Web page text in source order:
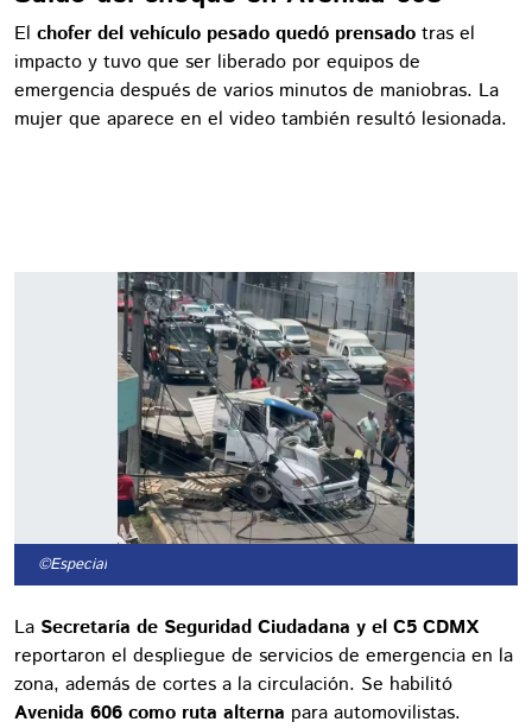
El chofer del vehículo pesado quedó prensado tras el
impacto y tuvo que ser liberado por equipos de
emergencia después de varios minutos de maniobras. La
mujer que aparece en el video también resultó lesionada.
©Especial
La Secretaría de Seguridad Ciudadana y el C5 CDMX
reportaron el despliegue de servicios de emergencia en la
zona, además de cortes a la circulación. Se habilitó
Avenida 606 como ruta alterna para automovilistas.